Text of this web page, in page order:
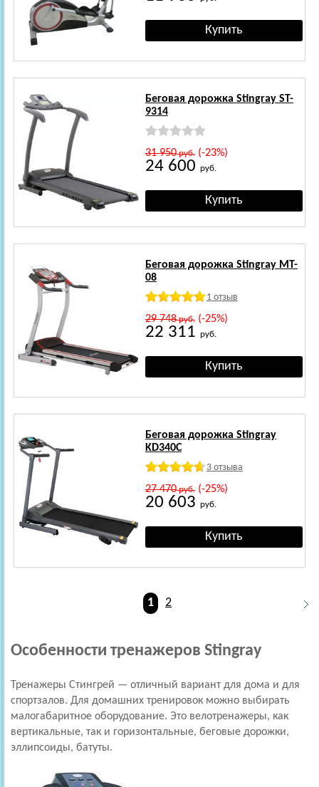
Беговая дорожка Stingray ST-
9314
31 950руб.(-23%)
24 600 руб.
Беговая дорожка Stingray MT-
08
1 отзыв
29 748руб.(-25%)
22 311 руб.
Беговая дорожка Stingray
KD340C
3 отзыва
27 470руб.(-25%)
20 603 руб.
1 2
Особенности тренажеров Stingray
Тренажеры Стингрей — отличный вариант для дома и для
спортзалов. Для домашних тренировок можно выбирать
малогабаритное оборудование. Это велотренажеры, как
вертикальные, так и горизонтальные, беговые дорожки,
эллипсоиды, батуты.